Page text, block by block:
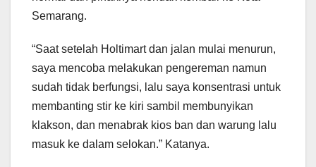
Semarang.
“Saat setelah Holtimart dan jalan mulai menurun,
saya mencoba melakukan pengereman namun
sudah tidak berfungsi, lalu saya konsentrasi untuk
membanting stir ke kiri sambil membunyikan
klakson, dan menabrak kios ban dan warung lalu
masuk ke dalam selokan.” Katanya.